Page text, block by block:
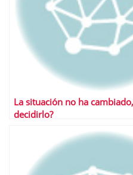
La situación no ha
decidirlo?